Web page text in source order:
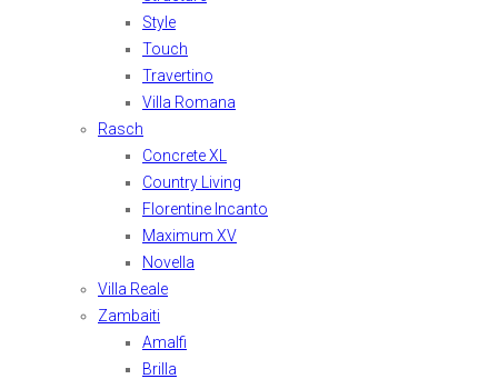
Style
Touch
Travertino
Villa Romana
Rasch
Concrete XL
Country Living
Florentine Incanto
Maximum XV
Novella
Villa Reale
Zambaiti
Amalfi
Brilla